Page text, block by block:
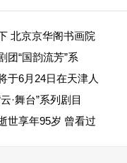
北京京华阁书画院
团“国韵流芳”系
于6月24日在天津人
·舞台”系列剧目
世享年95岁 曾看过